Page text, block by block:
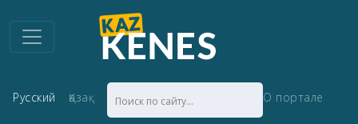
Русский Қазақ О портале